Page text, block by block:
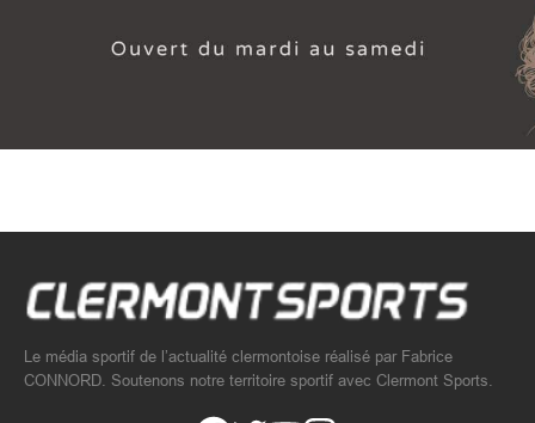
Le média sportif de l’actualité clermontoise réalisé par Fabrice
CONNORD. Soutenons notre territoire sportif avec Clermont Sports.